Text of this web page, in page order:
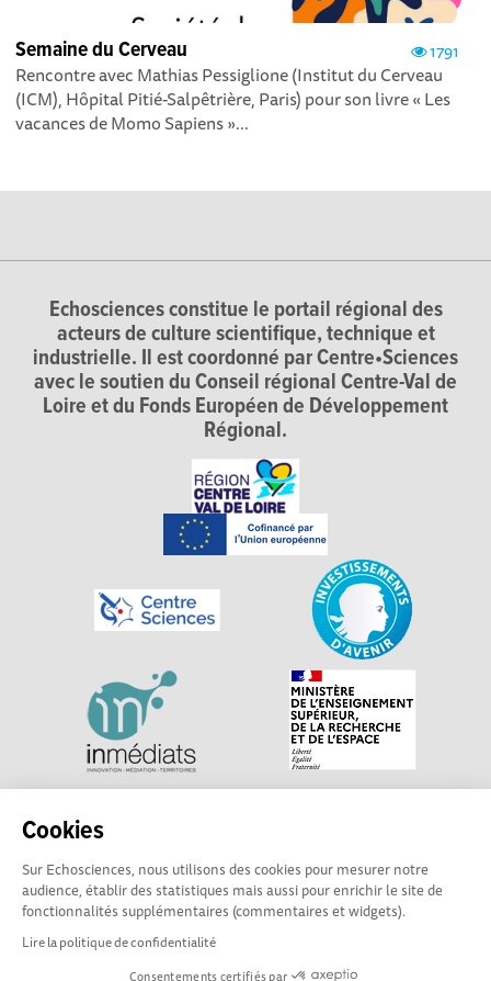
Cookies
Sur Echosciences, nous utilisons des cookies pour mesurer notre
audience, établir des statistiques mais aussi pour enrichir le site de
fonctionnalités supplémentaires (commentaires et widgets).
Lire la politique de confidentialité
Consentements certifiés par
1791
Semaine du Cerveau
Rencontre avec Mathias Pessiglione (Institut du Cerveau
(ICM), Hôpital Pitié-Salpêtrière, Paris) pour son livre « Les
vacances de Momo Sapiens »...
Echosciences constitue le portail régional des
acteurs de culture scientifique, technique et
industrielle. Il est coordonné par Centre•Sciences
avec le soutien du Conseil régional Centre-Val de
Loire et du Fonds Européen de Développement
Régional.
Explorer, s’exprimer, rentrer en contact : Echosciences
sciences et de technologies du territoire. Propulsé par
Centre•Sciences/ Contact : echosciences@centre-
sciences.fr